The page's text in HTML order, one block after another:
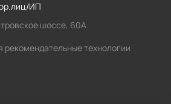
ИП
шоссе, 60А
технологии